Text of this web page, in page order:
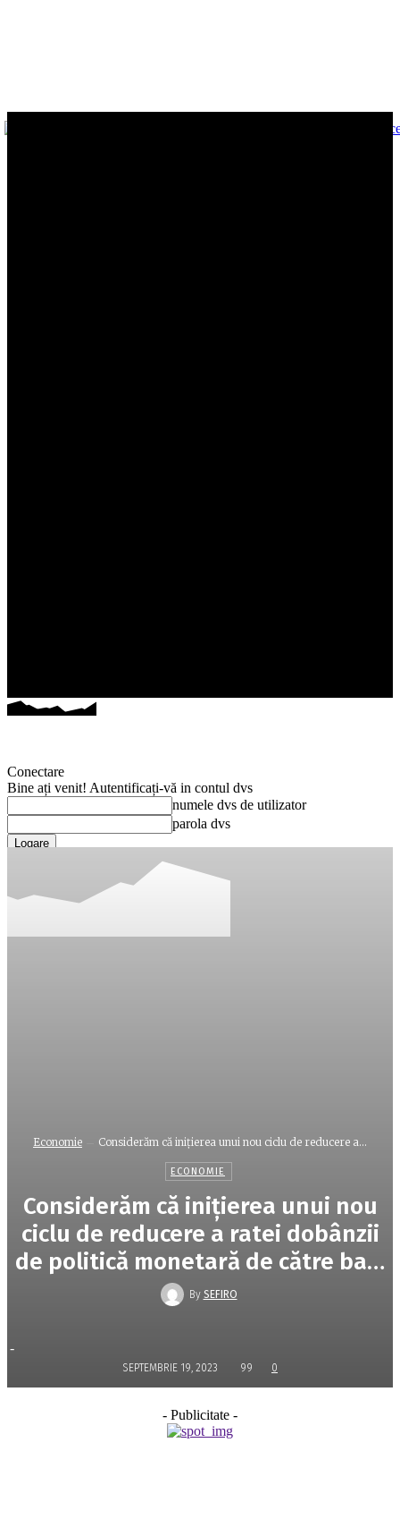
Conectare
Bine ați venit! Autentificați-vă in contul dvs
numele dvs de utilizator
parola dvs
Ați uitat parola? obține ajutor
Recuperați-vă parola
Economie Considerăm că iniţierea unui nou ciclu de reducere a...
ECONOMIE
Considerăm că iniţierea unui nou
ciclu de reducere a ratei dobânzii
de politică monetară de către ba…
By SEFIRO
-
SEPTEMBRIE 19, 2023 99 0
- Publicitate -